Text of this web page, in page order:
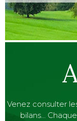
Venez consulter
bilans…